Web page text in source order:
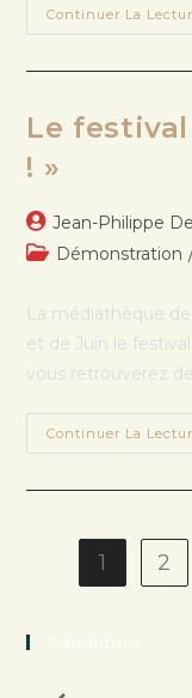
Continuer La
Le
! »
Jean-Philippe
Démonstration
La médiathèque
et de Juin le
vous retrouverez
Continuer La
1 2